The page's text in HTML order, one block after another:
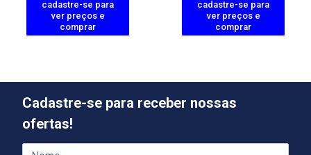
cadastre-se para
ver preços e
comprar
cadastre-se para
ver preços e
comprar
Cadastre-se para receber nossas
ofertas!